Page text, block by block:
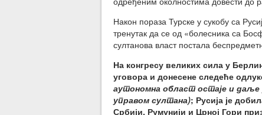
Након пораза Турске у сукобу са
тренутак да се од «болесника са
султанова власт постала
На конгресу великих сила у
уговора и донесене следеће
аутономна област остаје и даље
управом султана); Русија је
Србији, Румунији и Црној Гори